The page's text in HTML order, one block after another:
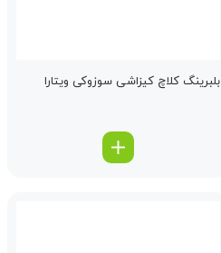
بلبرینگ كلاچ كیزاشی سوزوکی ویتارا